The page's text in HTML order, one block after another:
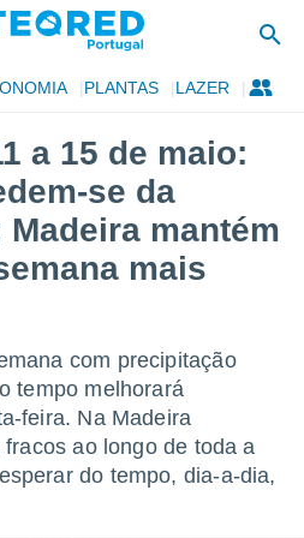
PLANTAS LAZER
a 15 de maio:
se da
mantém
mais
com precipitação
tempo melhorará
feira. Na Madeira
ao longo de toda a
do tempo, dia-a-dia,